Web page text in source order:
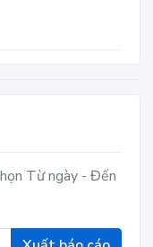
Từ ngày - Đến